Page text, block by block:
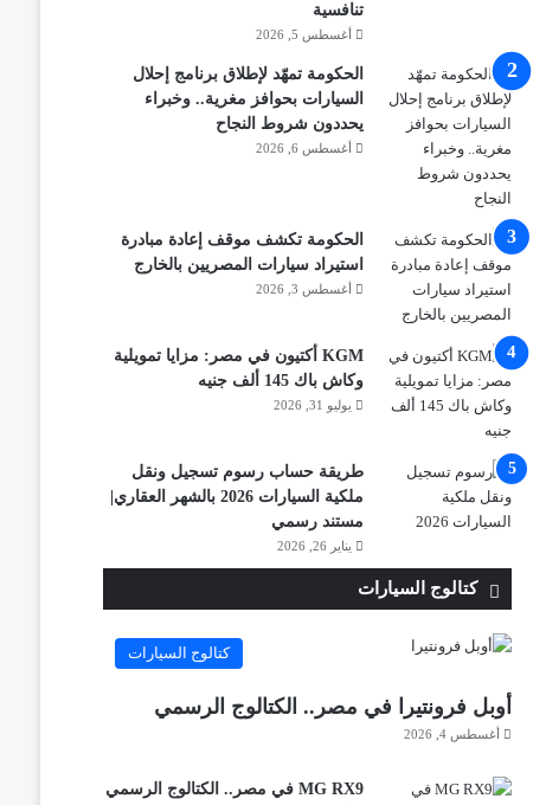
تنافسية
أغسطس 5, 2026
الحكومة تمهّد لإطلاق برنامج إحلال
السيارات بحوافز مغرية.. وخبراء
يحددون شروط النجاح
أغسطس 6, 2026
الحكومة تكشف موقف إعادة مبادرة
استيراد سيارات المصريين بالخارج
أغسطس 3, 2026
KGM أكتيون في مصر: مزايا تمويلية
وكاش باك 145 ألف جنيه
يوليو 31, 2026
طريقة حساب رسوم تسجيل ونقل
ملكية السيارات 2026 بالشهر العقاري|
مستند رسمي
يناير 26, 2026
كتالوج السيارات
كتالوج السيارات
أوبل فرونتيرا في مصر.. الكتالوج الرسمي
أغسطس 4, 2026
MG RX9 في مصر.. الكتالوج الرسمي